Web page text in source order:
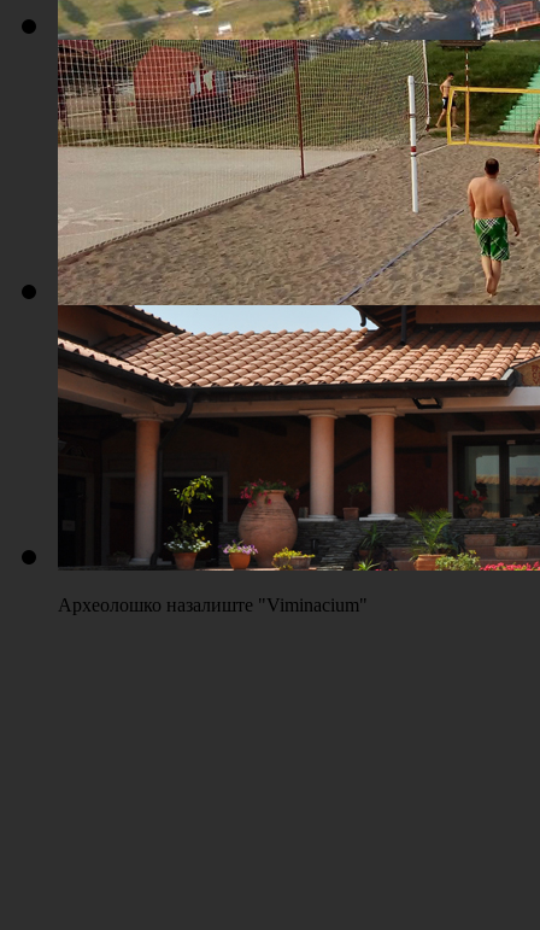
Плажа "Топољар" - Поглед из ваздуха
Плажа "Топољар" - Терени на песку
Археолошко назалиште "Viminacium"